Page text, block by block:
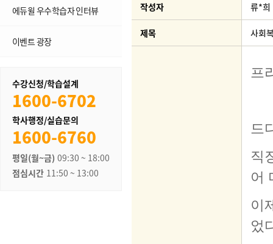
에듀윌 우수학습자 인터뷰
이벤트 광장
수강신청/학습설계
1600-6702
학사행정/실습문의
1600-6760
평일(월~금) 09:30 ~ 18:00
점심시간 11:50 ~ 13:00
작성자 류*희
제목 사회